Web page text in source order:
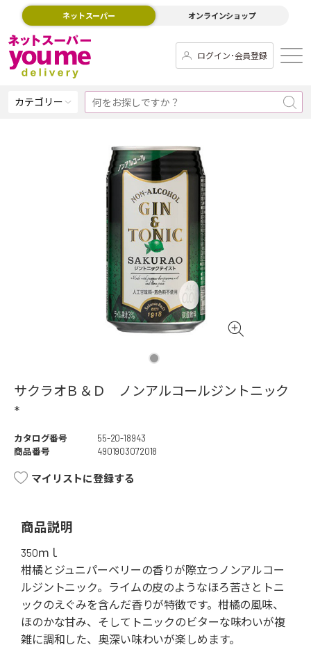
ネットスーパー オンラインショップ
ログイン･会員登録
カテゴリー
サクラオＢ＆Ｄ ノンアルコールジントニック
*
カタログ番号
55-20-18943
商品番号
4901903072018
マイリストに登録する
商品説明
350ｍｌ
柑橘とジュニパーベリーの香りが際立つノンアルコー
ルジントニック。ライムの皮のようなほろ苦さとトニ
ックのえぐみを含んだ香りが特徴です。柑橘の風味、
ほのかな甘み、そしてトニックのビターな味わいが複
雑に調和した、奥深い味わいが楽しめます。